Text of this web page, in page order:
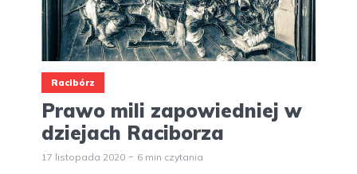
Racibórz
Prawo mili zapowiedniej w
dziejach Raciborza
17 listopada 2020 6 min czytania